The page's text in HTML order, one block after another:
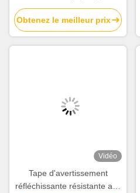
durable avec bande
réfléchissante et hauteur de
1 150 mm pour la sécurité
routière
Obtenez le meilleur prix
Vidéo
Tape d'avertissement
réfléchissante résistante aux